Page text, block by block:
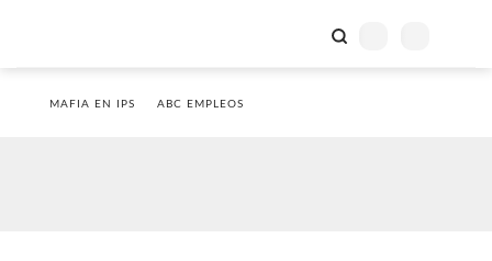
MAFIA EN IPS ABC EMPLEOS